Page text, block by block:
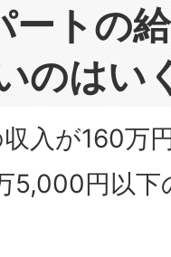
ートの
のはい
入が160万
5,000円以下